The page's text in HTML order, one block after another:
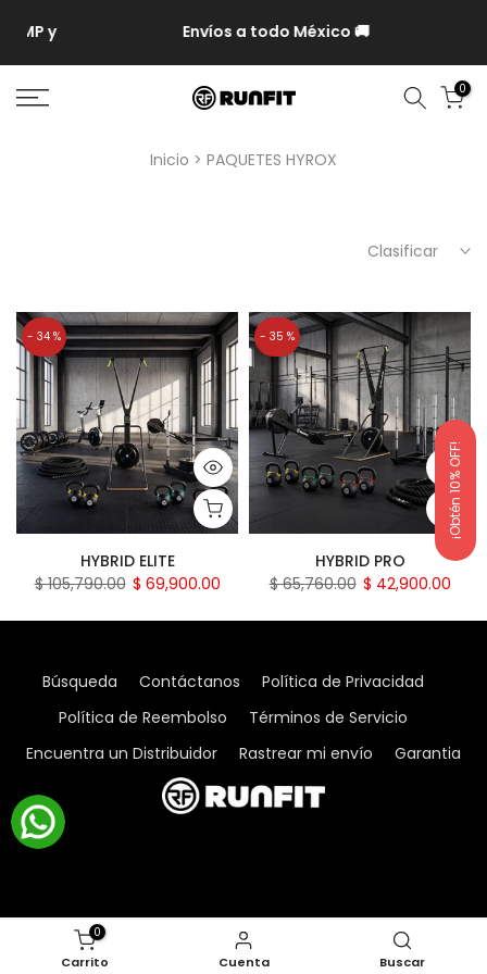
Envíos a todo México 🚚
y
0
Inicio PAQUETES HYROX
Clasificar
- 34 %
HYBRID ELITE
$ 105,790.00 $ 69,900.00
- 35 %
HYBRID PRO
$ 65,760.00 $ 42,900.00
Búsqueda Contáctanos
Política de Privacidad
Política de Reembolso
Términos de Servicio
Encuentra un Distribuidor
Rastrear mi envío Garantia
0
Carrito Cuenta Buscar
¡Obtén 10% OFF!